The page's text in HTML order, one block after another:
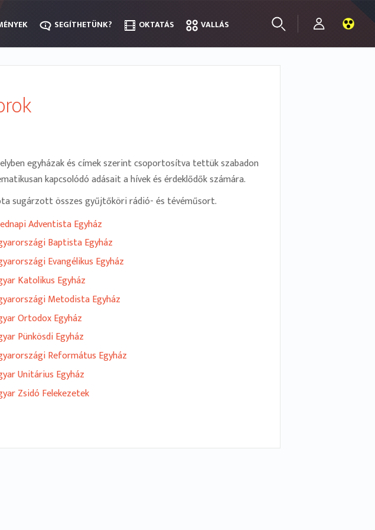
SEGÍTHETÜNK? OKTATÁS VALLÁS
SEGÍTHETÜNK? OKTATÁS VALLÁS
egyházak és címek szerint csoportosítva tettük szabadon
kapcsolódó adásait a hívek és érdeklődők számára.
sugárzott összes gyűjtőköri rádió- és tévéműsort.
Adventista Egyház
Baptista Egyház
Evangélikus Egyház
Katolikus Egyház
Metodista Egyház
Ortodox Egyház
Pünkösdi Egyház
Református Egyház
Unitárius Egyház
Zsidó Felekezetek